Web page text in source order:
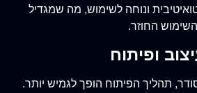
ונוחה לשימוש, מה שמגדיל
החוזר.
תהליך הפיתוח הופך לגמיש יותר.